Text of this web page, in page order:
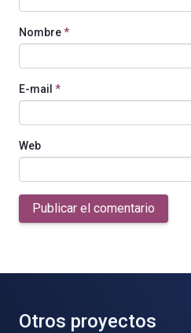
Nombre*
E-mail *
Web
Publicar el comentario
Otros proyectos